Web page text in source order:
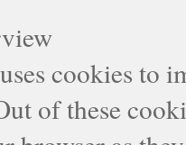
cookies to
of these